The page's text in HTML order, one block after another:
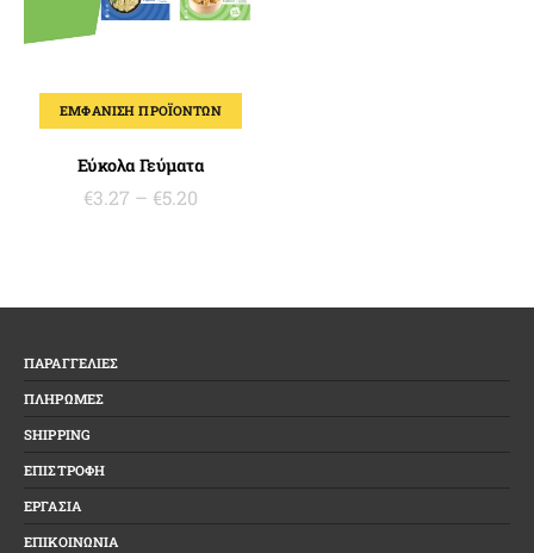
ΕΜΦΆΝΙΣΗ ΠΡΟΪΌΝΤΩΝ
Εύκολα Γεύματα
€3.27 – €5.20
ΠΑΡΑΓΓΕΛΙΕΣ
ΠΛΗΡΩΜΕΣ
SHIPPING
ΕΠΙΣΤΡΟΦΗ
ΕΡΓΑΣΙΑ
ΕΠΙΚΟΙΝΩΝΙΑ